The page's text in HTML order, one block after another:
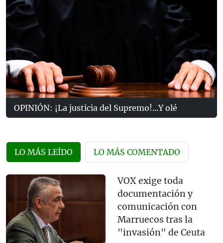
OPINIÓN: ¡La justicia del Supremo!...Y olé
LO MÁS LEÍDO LO MÁS COMENTADO
VOX exige toda
documentación y
comunicación con
Marruecos tras la
"invasión" de Ceuta